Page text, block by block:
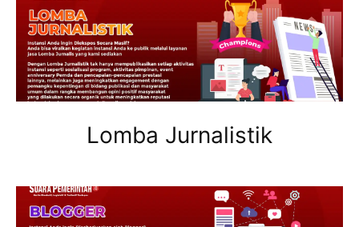
Lomba Jurnalistik